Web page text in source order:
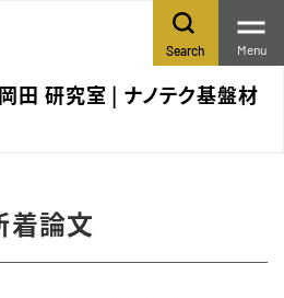
田 研究室 | ナノテク基盤材
Search Menu
着論文